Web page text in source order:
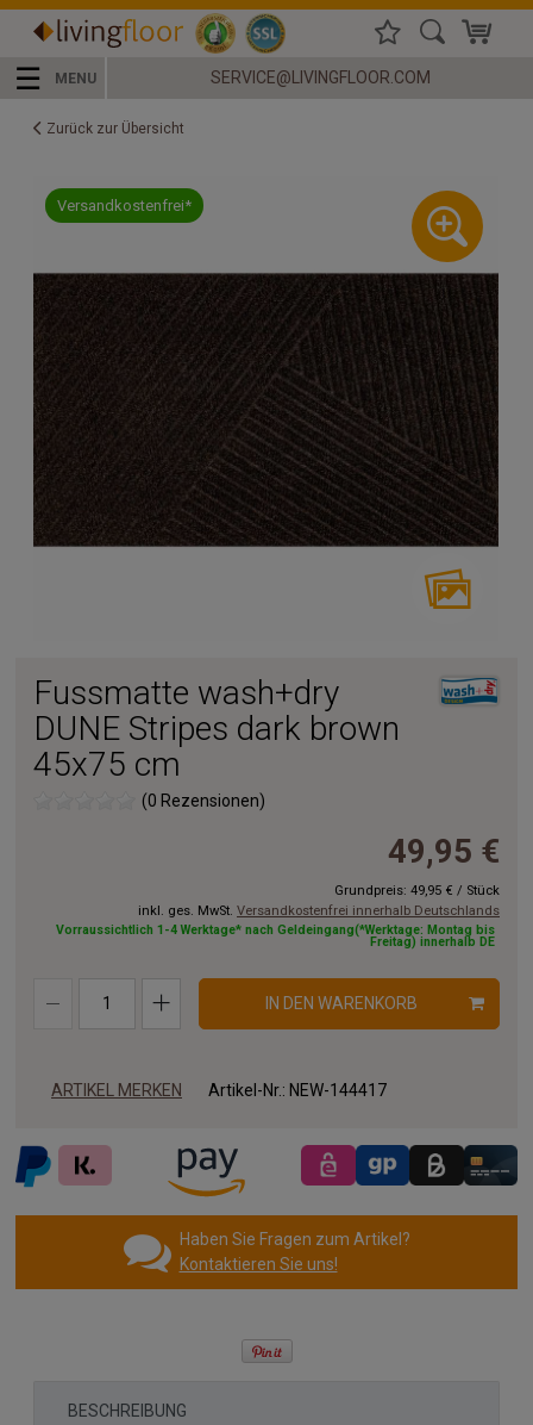
☰ MENU SERVICE@LIVINGFLOOR.COM
Zurück zur Übersicht
Versandkostenfrei*
Fussmatte wash+dry
DUNE Stripes dark brown
45x75 cm
(0 Rezensionen)
49,95 €
Grundpreis: 49,95 € / Stück
inkl. ges. MwSt. Versandkostenfrei innerhalb Deutschlands
Vorraussichtlich 1-4 Werktage* nach Geldeingang(*Werktage: Montag bis
Freitag) innerhalb DE
IN DEN WARENKORB
ARTIKEL MERKEN Artikel-Nr.: NEW-144417
Haben Sie Fragen zum Artikel?
Kontaktieren Sie uns!
BESCHREIBUNG